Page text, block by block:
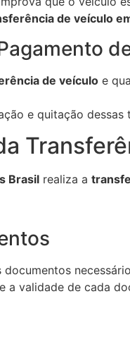
de veículo
de veículo e
e quitação
Brasil realiza a
a validade de cada